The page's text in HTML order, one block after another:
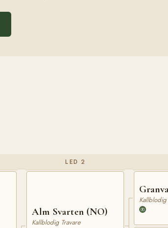
LED 2
Alm Svarten (NO)
Kallblodig Travare
Kallblodig